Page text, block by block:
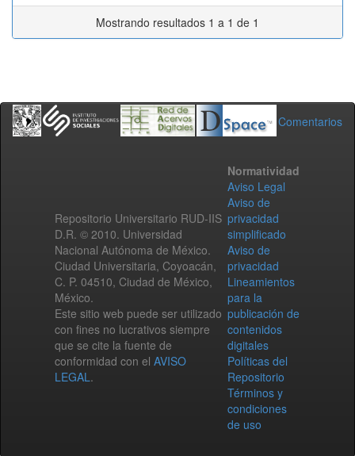
Mostrando resultados 1 a 1 de 1
Comentarios
Repositorio Universitario RUD-IIS
D.R. © 2010. Universidad
Nacional Autónoma de México.
Ciudad Universitaria, Coyoacán,
C. P. 04510, Ciudad de México,
México.
Este sitio web puede ser utilizado
con fines no lucrativos siempre
que se cite la fuente de
conformidad con el AVISO
LEGAL.
Normatividad
Aviso Legal
Aviso de
privacidad
simplificado
Aviso de
privacidad
Lineamientos
para la
publicación de
contenidos
digitales
Políticas del
Repositorio
Términos y
condiciones
de uso